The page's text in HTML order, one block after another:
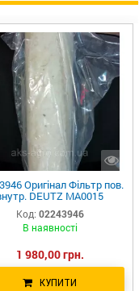
Оригінал Фільтр пов.
DEUTZ MA0015
AZ26007 657564.0
46669E LAF1717 PA2836
657564 DQ0852
Код: 02243946
В наявності
1 980,00 грн.
КУПИТИ